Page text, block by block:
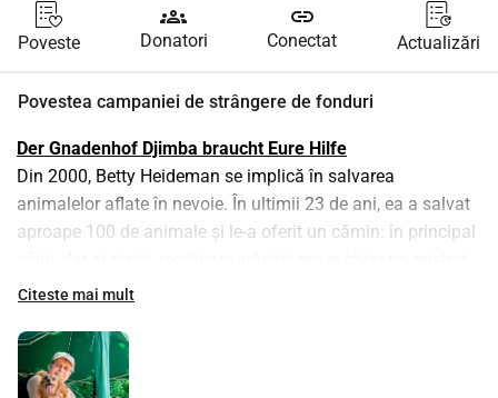
Poveste
groups
Donatori
link
Conectat Actualizări
Povestea campaniei de strângere de fonduri
Der Gnadenhof Djimba braucht Eure Hilfe
Din 2000, Betty Heideman se implică în salvarea
animalelor aflate în nevoie. În ultimii 23 de ani, ea a salvat
aproape 100 de animale și le-a oferit un cămin: în principal
La început, ea a fost activă prin intermediul fundației pe
fundația ei AMCF a ajutat peste 80 de adăposturi pentru
animale din întreaga lume cu îngrijire medicală și provizii.
Citeste mai mult